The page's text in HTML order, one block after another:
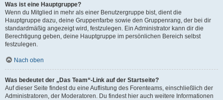
Was ist eine Hauptgruppe?
Wenn du Mitglied in mehr als einer Benutzergruppe bist, dient die
Hauptgruppe dazu, deine Gruppenfarbe sowie den Gruppenrang, der bei dir
standardmäßig angezeigt wird, festzulegen. Ein Administrator kann dir die
Berechtigung geben, deine Hauptgruppe im persönlichen Bereich selbst
festzulegen.
Nach oben
Was bedeutet der „Das Team“-Link auf der Startseite?
Auf dieser Seite findest du eine Auflistung des Forenteams, einschließlich der
Administratoren, der Moderatoren. Du findest hier auch weitere Informationen